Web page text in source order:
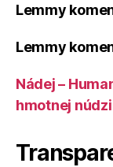
Lemmy
Lemmy
Nádej –
hmotnej núdzi